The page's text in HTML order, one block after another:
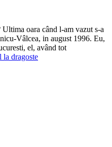
oara când l-am vazut s-a
Vâlcea, in august 1996. Eu,
el, având tot
la dragoste